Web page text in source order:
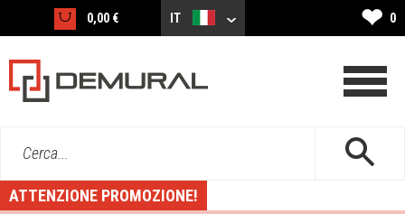
0,00 € IT ❤ 0
Cerca...
ATTENZIONE PROMOZIONE!